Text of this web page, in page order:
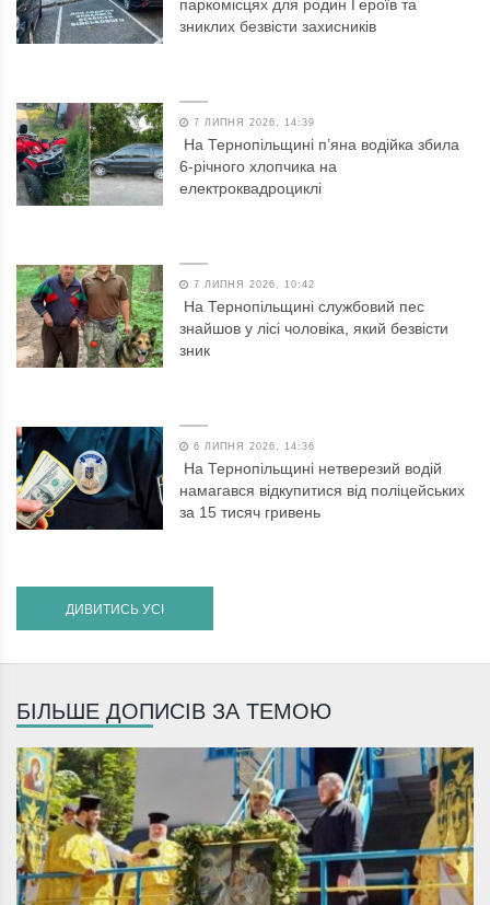
паркомісцях для родин Героїв та
зниклих безвісти захисників
7 ЛИПНЯ 2026, 14:39
На Тернопільщині п’яна водійка збила
6-річного хлопчика на
електроквадроциклі
7 ЛИПНЯ 2026, 10:42
На Тернопільщині службовий пес
знайшов у лісі чоловіка, який безвісти
зник
6 ЛИПНЯ 2026, 14:36
На Тернопільщині нетверезий водій
намагався відкупитися від поліцейських
за 15 тисяч гривень
ДИВИТИСЬ УСІ
БІЛЬШЕ ДОПИСІВ ЗА ТЕМОЮ